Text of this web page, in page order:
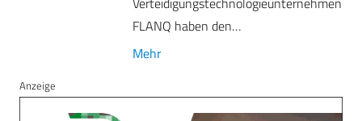
FLANQ haben den…
Mehr
Anzeige